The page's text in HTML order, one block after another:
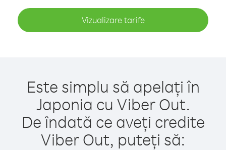
Vizualizare tarife
Este simplu să apelați în
Japonia cu Viber Out.
De îndată ce aveți credite
Viber Out, puteți să: